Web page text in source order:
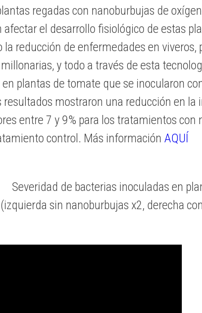
regadas con nanoburbujas de
el desarrollo fisiológico de estas
reducción de enfermedades en viveros,
y todo a través de esta
plantas de tomate que se inocularon
mostraron una reducción en la
entre 7 y 9% para los tratamientos con
control. Más información AQUÍ
Severidad de bacterias inoculadas en
(izquierda sin nanoburbujas x2, derecha